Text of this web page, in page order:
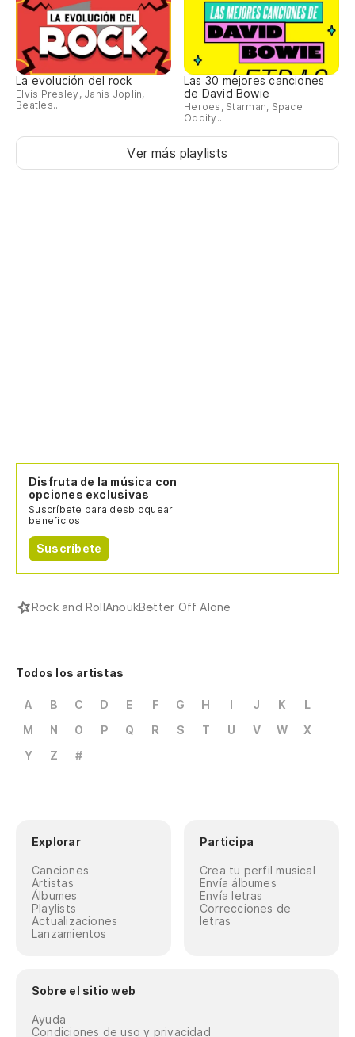
La evolución del rock
Elvis Presley, Janis Joplin,
Beatles...
Las 30 mejores canciones
de David Bowie
Heroes, Starman, Space
Oddity...
Ver más playlists
Disfruta de la música con
opciones exclusivas
Suscríbete para desbloquear
beneficios.
Suscríbete
Rock and RollAnoukBetter Off Alone
Todos los artistas
A B C D E F G H I J K
L
M
N O P Q R S T U V W
X
Y
Z #
Explorar
Canciones
Artistas
Álbumes
Playlists
Actualizaciones
Lanzamientos
Participa
Crea tu perfil musical
Envía álbumes
Envía letras
Correcciones de
letras
Sobre el sitio web
Ayuda
Condiciones de uso y privacidad